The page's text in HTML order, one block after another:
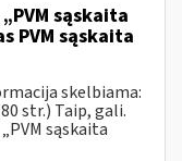
sąskaita
PVM sąskaita
skelbiama:
str.) Taip, gali.
sąskaita